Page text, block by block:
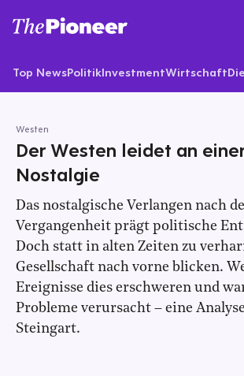
Top NewsPolitikInvestmentWirtschaft
Westen
Der Westen leidet an
Nostalgie
Das nostalgische Verlangen nach
Vergangenheit prägt politische
Doch statt in alten Zeiten zu
Gesellschaft nach vorne blicken.
Ereignisse dies erschweren und
Probleme verursacht – eine
Steingart.